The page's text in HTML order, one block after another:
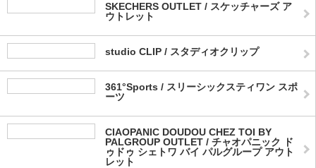
SKECHERS OUTLET / スケッチャーズ ア
ウトレット
studio CLIP / スタディオクリップ
361°Sports / スリーシックスティワン スポ
ーツ
CIAOPANIC DOUDOU CHEZ TOI BY
PALGROUP OUTLET / チャオパニック ド
ゥドゥ シェトワ バイ パルグループ アウト
レット